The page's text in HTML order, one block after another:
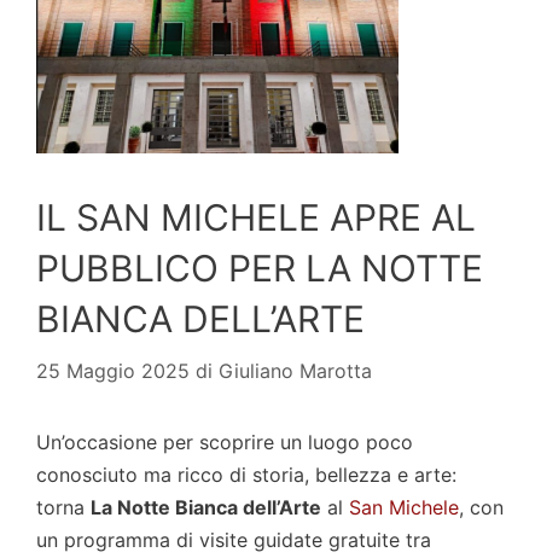
IL SAN MICHELE APRE AL
PUBBLICO PER LA NOTTE
BIANCA DELL’ARTE
25 Maggio 2025 di Giuliano Marotta
Un’occasione per scoprire un luogo poco
conosciuto ma ricco di storia, bellezza e arte:
torna La Notte Bianca dell’Arte al San Michele, con
un programma di visite guidate gratuite tra